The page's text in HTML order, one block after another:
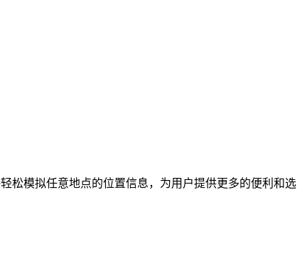
松模拟任意地点的位置信息，为用户提供更多的便利和选